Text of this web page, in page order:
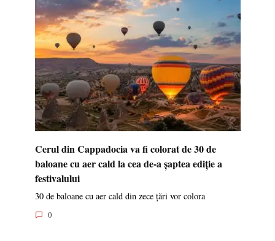
Cerul din Cappadocia va fi colorat de 30 de
baloane cu aer cald la cea de-a șaptea ediție a
festivalului
30 de baloane cu aer cald din zece țări vor colora
0